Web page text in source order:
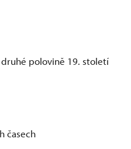
druhé polovině 19. století
časech